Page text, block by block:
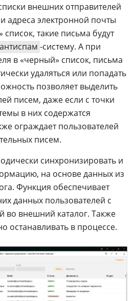
внешних отправителей
адреса электронной почты
такие письма будут
антиспам -систему. А при
в «черный» список, письма
удаляться или попадать
позволяет выделить
писем, даже если с точки
в них содержатся
ограждает пользователей
писем.
синхронизировать и
на основе данных из
Функция обеспечивает
данных пользователей с
во внешний каталог. Также
останавливать в процессе.